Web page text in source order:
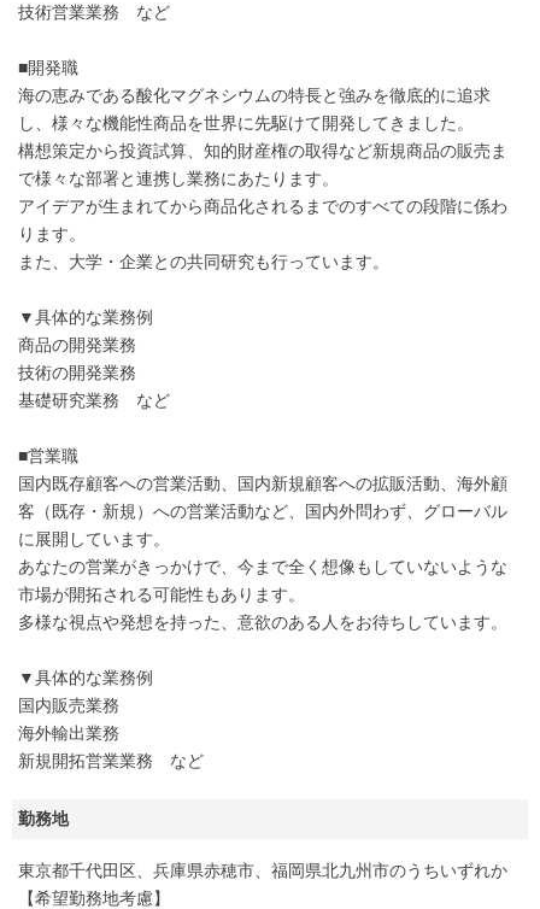
技術営業業務 など
■開発職
海の恵みである酸化マグネシウムの特長と強みを徹底的に追求
し、様々な機能性商品を世界に先駆けて開発してきました。
構想策定から投資試算、知的財産権の取得など新規商品の販売ま
で様々な部署と連携し業務にあたります。
アイデアが生まれてから商品化されるまでのすべての段階に係わ
ります。
また、大学・企業との共同研究も行っています。
▼具体的な業務例
商品の開発業務
技術の開発業務
基礎研究業務 など
■営業職
国内既存顧客への営業活動、国内新規顧客への拡販活動、海外顧
客（既存・新規）への営業活動など、国内外問わず、グローバル
に展開しています。
あなたの営業がきっかけで、今まで全く想像もしていないような
市場が開拓される可能性もあります。
多様な視点や発想を持った、意欲のある人をお待ちしています。
▼具体的な業務例
国内販売業務
海外輸出業務
新規開拓営業業務 など
勤務地
東京都千代田区、兵庫県赤穂市、福岡県北九州市のうちいずれか
【希望勤務地考慮】